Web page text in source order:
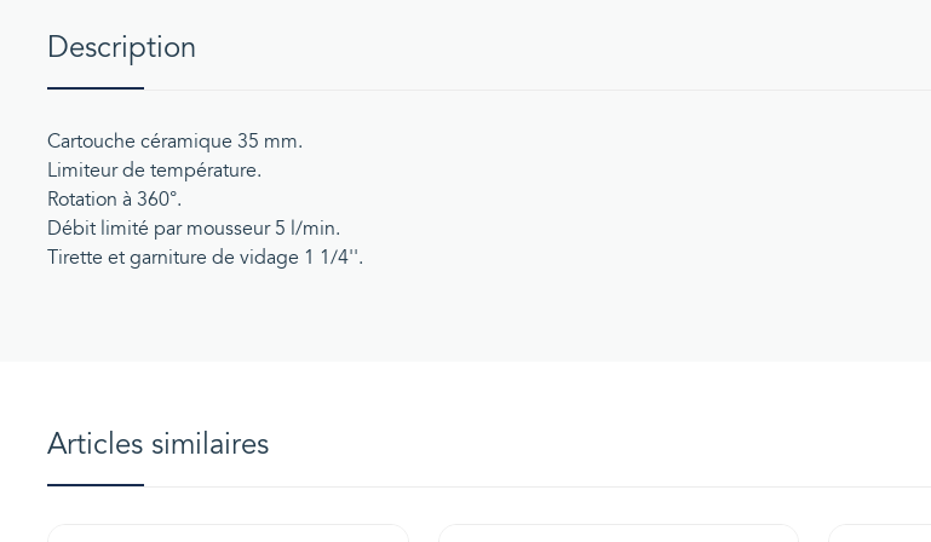
Description
Cartouche céramique 35 mm.
Limiteur de température.
Rotation à 360°.
Débit limité par mousseur 5 l/min.
Tirette et garniture de vidage 1 1/4''.
Articles similaires